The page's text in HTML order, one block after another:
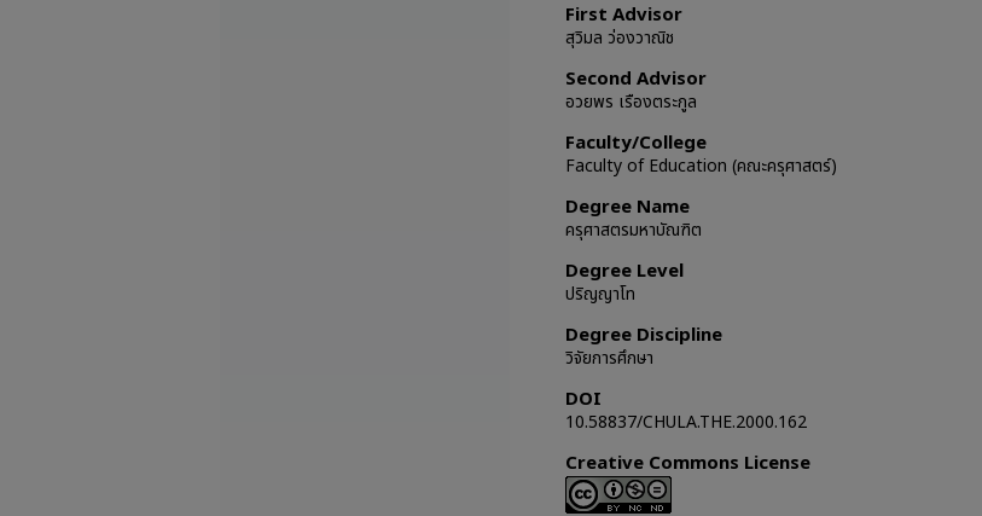
First Advisor
สุวิมล ว่องวาณิช
Second Advisor
อวยพร เรืองตระกูล
Faculty/College
Faculty of Education (คณะครุศาสตร์)
Degree Name
ครุศาสตรมหาบัณฑิต
Degree Level
ปริญญาโท
Degree Discipline
วิจัยการศึกษา
DOI
10.58837/CHULA.THE.2000.162
Creative Commons License